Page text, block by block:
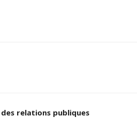
relations publiques